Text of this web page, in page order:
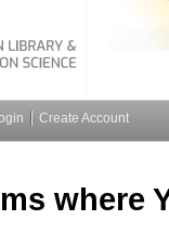
Create Account
where